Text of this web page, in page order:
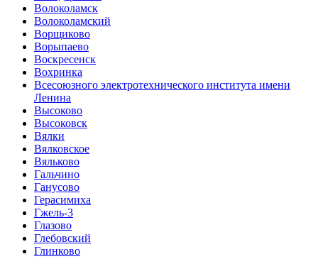
Волоколамск
Волоколамский
Ворщиково
Ворыпаево
Воскресенск
Вохринка
Всесоюзного электротехнического института имени
Ленина
Высоково
Высоковск
Вялки
Вялковское
Вяльково
Гальчино
Ганусово
Герасимиха
Гжель-3
Глазово
Глебовский
Глинково